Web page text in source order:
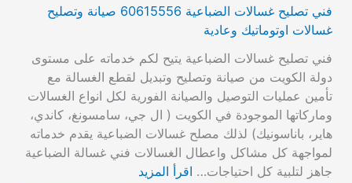
فني تصليح غسالات الضباعية 60615556 صيانة وتصليح
غسالات اوتوماتيك وعادية
فني تصليح غسالات الضباعية يتيح لكم خدماته على مستوى
دولة الكويت من صيانة وتصليح وتبديل لقطع الغسالة مع
تأمين عمليات التوصيل والصيانة الفورية لكل انواع الغسالات
وماركاتها الموجودة في الكويت ( ال جي، سامسونغ، كاندي،
هاير، باناسونيك) لذلك مصلح غسالات الضباعية يقدم خدماته
لمواجهة كل مشاكل واعطال الغسالات فني غسالة الضباعية
جاهز لتلبية كل احتياجات… اقرأ المزيد